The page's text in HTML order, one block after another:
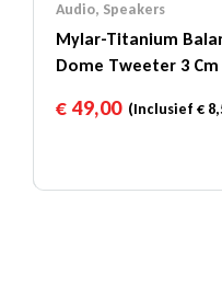
Audio, Speakers
Mylar-Titanium
Dome Tweeter 3 Cm
€ 49,00(Inclusief €